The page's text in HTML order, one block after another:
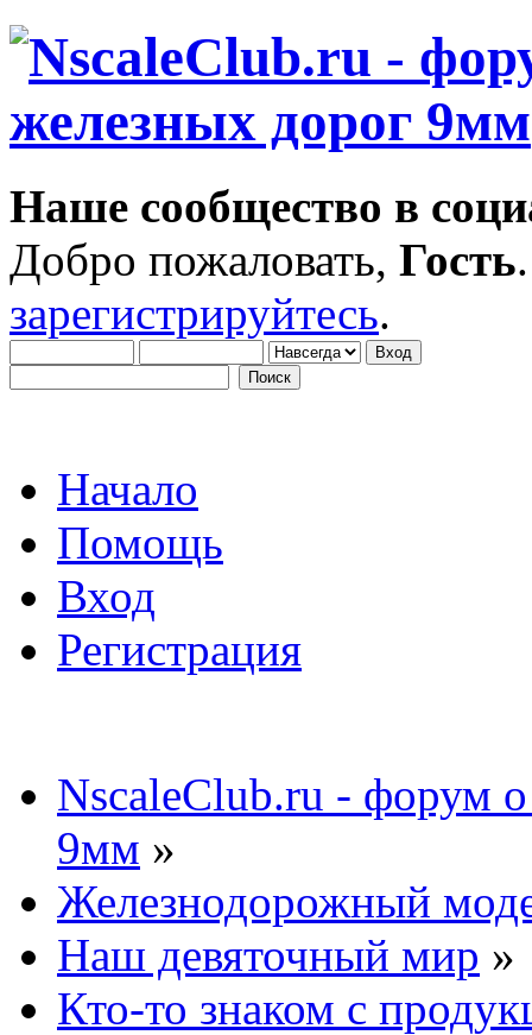
Наше сообщество в
Добро пожаловать, Гость
зарегистрируйтесь.
Начало
Помощь
Вход
Регистрация
NscaleClub.ru - форум
9мм »
Железнодорожный
Наш девяточный мир »
Кто-то знаком с